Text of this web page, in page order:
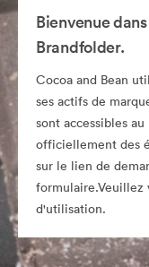
Bienvenue
Brandfolder.
Cocoa and Bean
ses actifs de
sont accessibles
officiellement des
sur le lien de
formulaire.Veuillez
d'utilisation.